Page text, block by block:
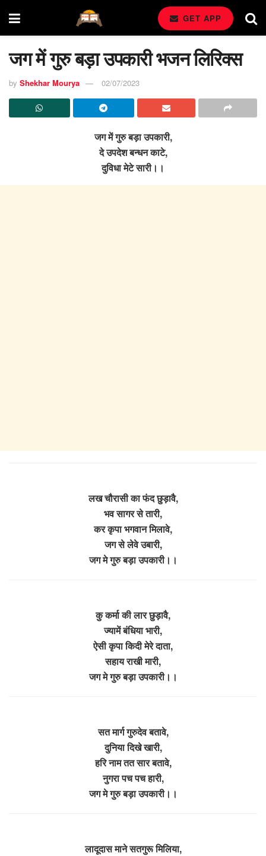
GET APP
जग में गुरु बड़ा उपकारी भजन लिरिक्स
by Shekhar Mourya 02/07/2023
जग में गुरु बड़ा उपकारी,
दे उपदेश बन्धन काटे,
दुविधा मेटे सारी।।
लख चौरासी का फंद छुड़ावै,
भव सागर से तारी,
कर कृपा भगवान मिलावे,
जग से लेवे उबारी,
जग मे गुरु बड़ा उपकारी।।
कु कर्मा की लार छुड़ावै,
ज्यामें बंधिया भारी,
ऐसी कृपा किदी मेरे दाता,
सहाय राखी मारी,
जग मे गुरु बड़ा उपकारी।।
सत मार्ग गुरुदेव बतावे,
दुनिया दिखे खारी,
हरि नाम तत सार बतावे,
नुगरा पच पच हारी,
जग मे गुरु बड़ा उपकारी।।
लादूदास माने सतगुरू मिलिया,